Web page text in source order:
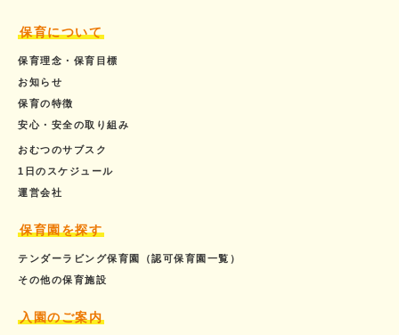
保育について
保育理念・保育目標
お知らせ
保育の特徴
安心・安全の取り組み
おむつのサブスク
1日のスケジュール
運営会社
保育園を探す
テンダーラビング保育園（認可保育園一覧）
その他の保育施設
入園のご案内